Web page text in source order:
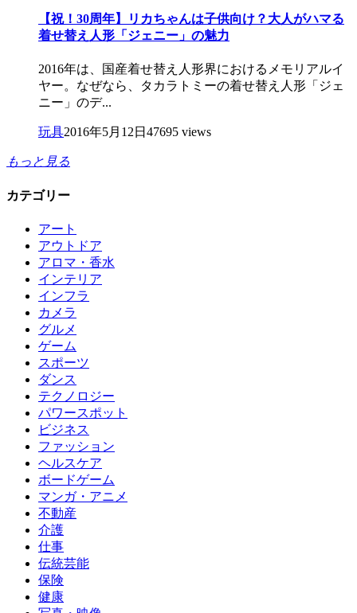
【祝！30周年】リカちゃんは子供向け？大人がハマる
着せ替え人形「ジェニー」の魅力
2016年は、国産着せ替え人形界におけるメモリアルイ
ヤー。なぜなら、タカラトミーの着せ替え人形「ジェ
ニー」のデ...
玩具2016年5月12日 47695 views
もっと見る
カテゴリー
アート
アウトドア
アロマ・香水
インテリア
インフラ
カメラ
グルメ
ゲーム
スポーツ
ダンス
テクノロジー
パワースポット
ビジネス
ファッション
ヘルスケア
ボードゲーム
マンガ・アニメ
不動産
介護
仕事
伝統芸能
保険
健康